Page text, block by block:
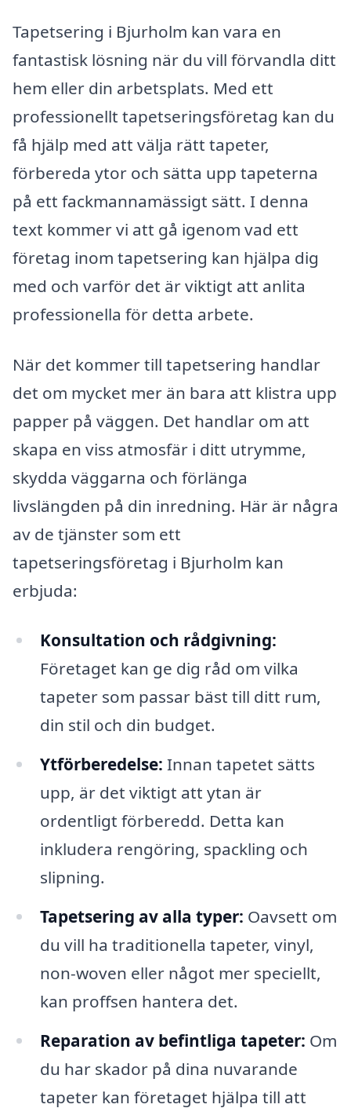
Tapetsering i Bjurholm kan vara en
fantastisk lösning när du vill förvandla ditt
hem eller din arbetsplats. Med ett
professionellt tapetseringsföretag kan du
få hjälp med att välja rätt tapeter,
förbereda ytor och sätta upp tapeterna
på ett fackmannamässigt sätt. I denna
text kommer vi att gå igenom vad ett
företag inom tapetsering kan hjälpa dig
med och varför det är viktigt att anlita
professionella för detta arbete.
När det kommer till tapetsering handlar
det om mycket mer än bara att klistra upp
papper på väggen. Det handlar om att
skapa en viss atmosfär i ditt utrymme,
skydda väggarna och förlänga
livslängden på din inredning. Här är några
av de tjänster som ett
tapetseringsföretag i Bjurholm kan
erbjuda:
Konsultation och rådgivning:
Företaget kan ge dig råd om vilka
tapeter som passar bäst till ditt rum,
din stil och din budget.
Ytförberedelse: Innan tapetet sätts
upp, är det viktigt att ytan är
ordentligt förberedd. Detta kan
inkludera rengöring, spackling och
slipning.
Tapetsering av alla typer: Oavsett om
du vill ha traditionella tapeter, vinyl,
non-woven eller något mer speciellt,
kan proffsen hantera det.
Reparation av befintliga tapeter: Om
du har skador på dina nuvarande
tapeter kan företaget hjälpa till att